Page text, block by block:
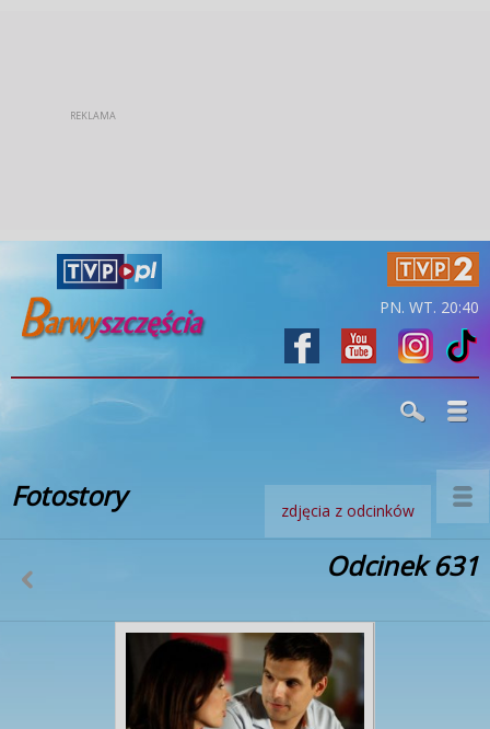
PN. WT. 20:40
Fotostory zdjęcia z odcinków
Odcinek 631